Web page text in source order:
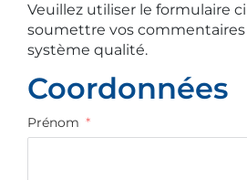
Veuillez utiliser le formulaire
soumettre vos
système qualité.
Coordonnées
Prénom